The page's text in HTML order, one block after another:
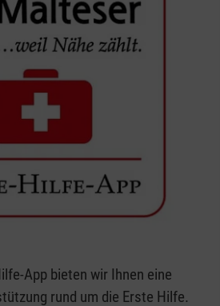
App bieten wir Ihnen eine
rund um die Erste Hilfe.